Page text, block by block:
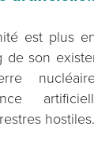
est plus
son
hostiles.